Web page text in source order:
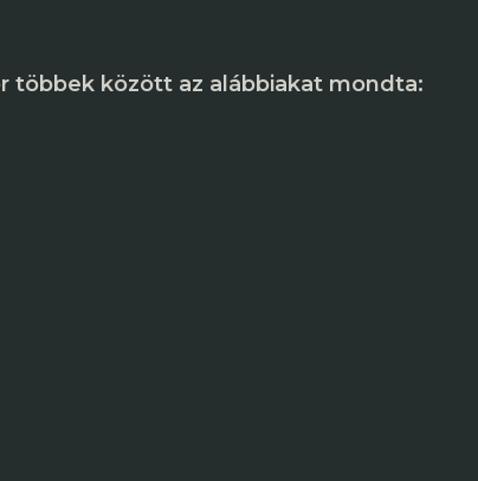
többek között az alábbiakat mondta: